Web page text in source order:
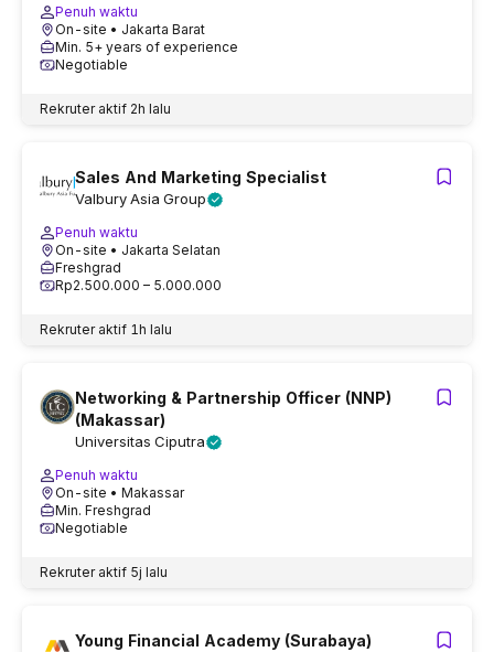
Penuh waktu
On-site • Jakarta Barat
Min. 5+ years of experience
Negotiable
Rekruter aktif 2h lalu
Sales And Marketing Specialist
Valbury Asia Group
Penuh waktu
On-site • Jakarta Selatan
Freshgrad
Rp2.500.000 – 5.000.000
Rekruter aktif 1h lalu
Networking & Partnership Officer (NNP)
(Makassar)
Universitas Ciputra
Penuh waktu
On-site • Makassar
Min. Freshgrad
Negotiable
Rekruter aktif 5j lalu
Young Financial Academy (Surabaya)